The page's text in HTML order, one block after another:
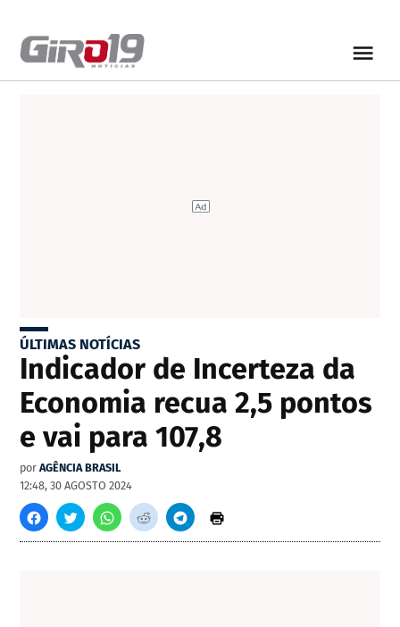
ÚLTIMAS NOTÍCIAS
Indicador de Incerteza da
Economia recua 2,5 pontos
e vai para 107,8
por AGÊNCIA BRASIL
12:48, 30 AGOSTO 2024